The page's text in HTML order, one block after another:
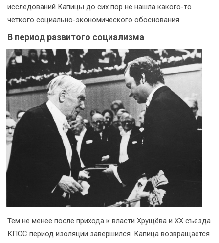
исследований Капицы до сих пор не нашла какого-то
чёткого социально-экономического обоснования.
В период развитого социализма
Тем не менее после прихода к власти Хрущёва и XX съезда
КПСС период изоляции завершился. Капица возвращается